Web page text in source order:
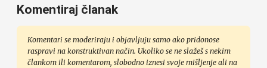
Komentiraj članak
Komentari se moderiraju i objavljuju samo ako pridonose
raspravi na konstruktivan način. Ukoliko se ne slažeš s nekim
člankom ili komentarom, slobodno iznesi svoje mišljenje ali na